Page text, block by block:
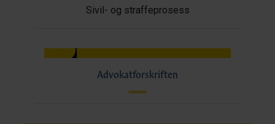
Sivil- og straffeprosess
Advokatforskriften